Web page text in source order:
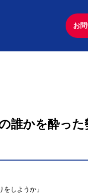
お
誰かを酔った
しようか」